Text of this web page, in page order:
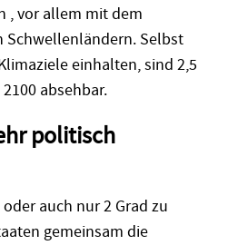
, vor allem mit dem
Schwellenländern. Selbst
einhalten, sind 2,5
absehbar.
politisch
auch nur 2 Grad zu
gemeinsam die